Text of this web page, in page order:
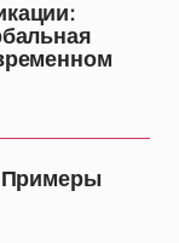
Примеры